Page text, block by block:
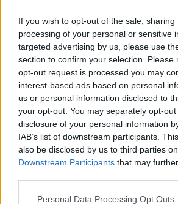
If you wish to opt-out of the sale,
processing of your personal or sensitive
targeted advertising by us, please use
section to confirm your selection. Please
opt-out request is processed you may
interest-based ads based on personal
us or personal information disclosed to
your opt-out. You may separately opt-
disclosure of your personal information
IAB’s list of downstream participants.
also be disclosed by us to third parties
Downstream Participants that may
Please note that this website/app uses
Personal Data Processing Opt Outs
View this post on